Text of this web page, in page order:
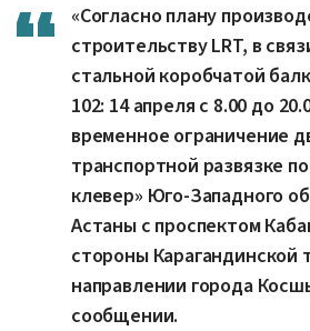
«Согласно плану
строительству LRT, в
стальной коробчатой
102: 14 апреля с 8.00 до
временное ограничение
транспортной развязке
клевер» Юго-Западного
Астаны с проспектом
стороны Карагандинской
направлении города
сообщении.